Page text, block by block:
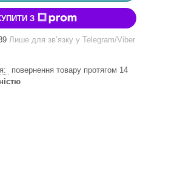
З
Лише для звʼязку у Telegram/Viber
повернення товару протягом 14